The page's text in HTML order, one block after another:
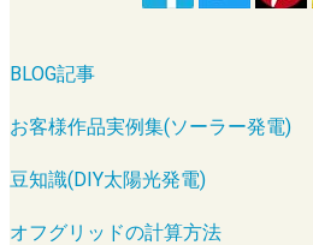
BLOG記事
お客様作品実例集(ソーラー発電)
豆知識(DIY太陽光発電)
オフグリッドの計算方法